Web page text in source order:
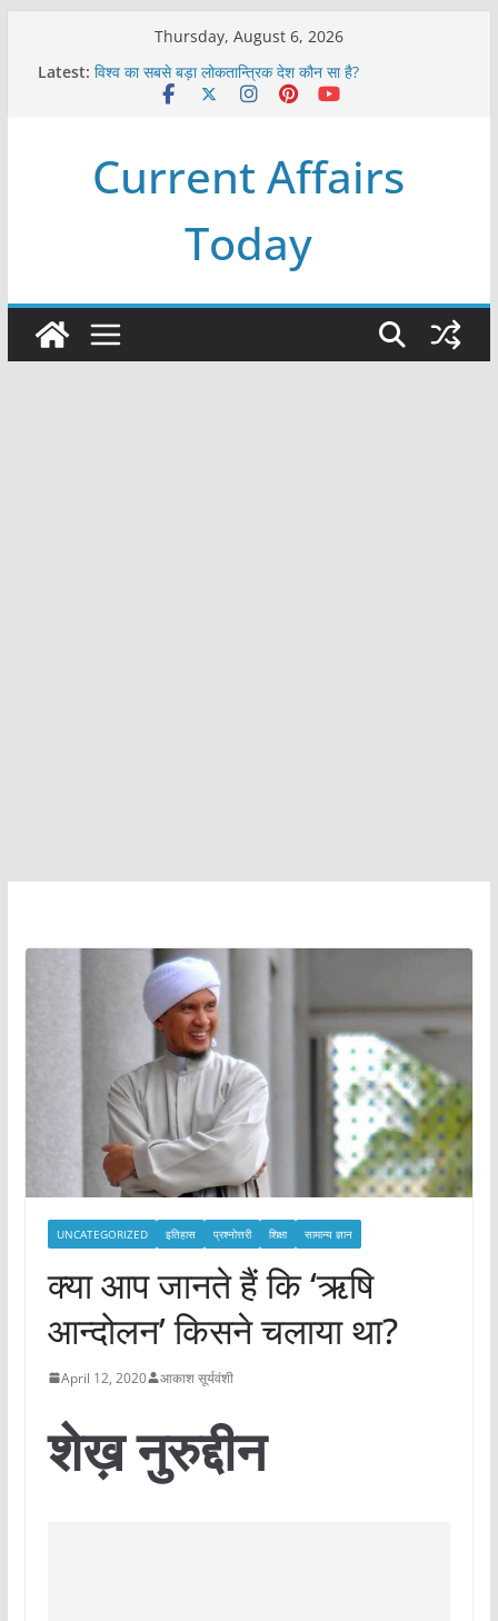
Thursday, August 6, 2026
Latest: विश्व का सबसे बड़ा लोकतान्त्रिक देश कौन सा है?
Refeeding Syndrome and its Management
विश्व में कितने प्रकार के शासन होते है?
Current Affairs
Today
UNCATEGORIZED इतिहास प्रश्नोत्तरी शिक्षा सामान्य ज्ञान
क्या आप जानते हैं कि ‘ऋषि
आन्दोलन’ किसने चलाया था?
April 12, 2020 आकाश सूर्यवंशी
शेख़ नुरुद्दीन